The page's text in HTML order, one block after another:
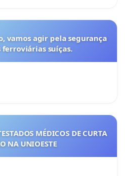
vamos agir pela segurança
ferroviárias suíças.
MÉDICOS DE CURTA
NA UNIOESTE